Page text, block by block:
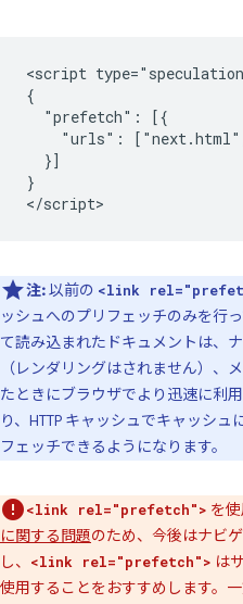
<script
{
  "prefetch": [{
"urls":
  }]
}
注:以前の <link
ッシュへのプリフェッチのみを行
て読み込まれたドキュメントは、
（レンダリングはされません）、
たときにブラウザでより迅速に利
り、HTTP キャッシュでキャッシ
フェッチできるようになります。
<link rel="prefetch"> を
に関する問題のため、今後はナビ
し、
<link rel="prefetch"> は
使用することをおすすめします。